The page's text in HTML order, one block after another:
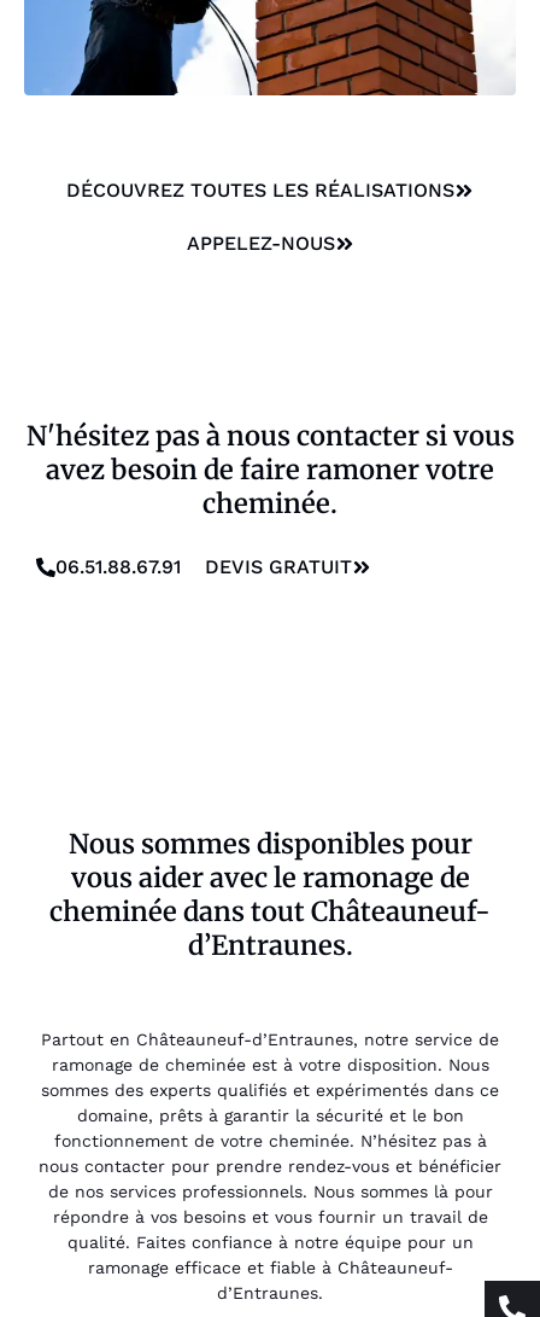
DÉCOUVREZ TOUTES LES RÉALISATIONS
APPELEZ-NOUS
N'hésitez pas à nous contacter si vous
avez besoin de faire ramoner votre
cheminée.
06.51.88.67.91 DEVIS GRATUIT
Nous sommes disponibles pour
vous aider avec le ramonage de
cheminée dans tout Châteauneuf-
d’Entraunes.
Partout en Châteauneuf-d’Entraunes, notre service de
ramonage de cheminée est à votre disposition. Nous
sommes des experts qualifiés et expérimentés dans ce
domaine, prêts à garantir la sécurité et le bon
fonctionnement de votre cheminée. N’hésitez pas à
nous contacter pour prendre rendez-vous et bénéficier
de nos services professionnels. Nous sommes là pour
répondre à vos besoins et vous fournir un travail de
qualité. Faites confiance à notre équipe pour un
ramonage efficace et fiable à Châteauneuf-
d’Entraunes.